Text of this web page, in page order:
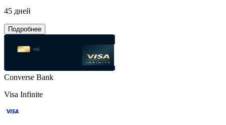
45 дней
Подробнее
Converse Bank
Visa Infinite